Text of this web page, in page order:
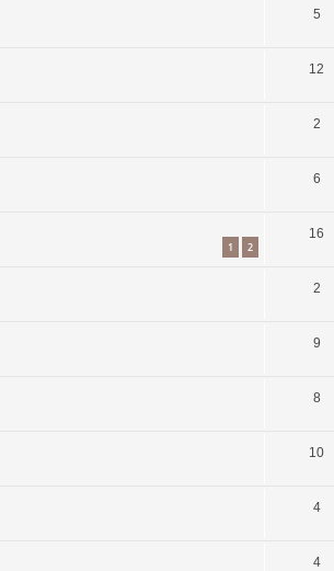
5
12
2
6
1 2
16
2
9
8
10
4
4